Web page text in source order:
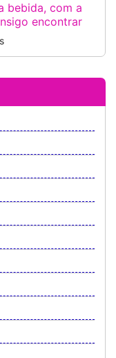
bebida, com a
encontrar